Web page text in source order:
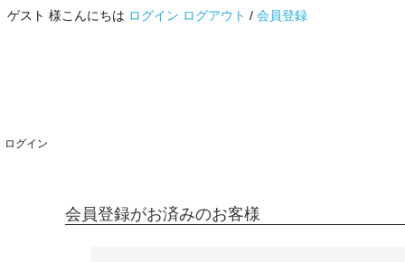
ゲスト 様こんにちは ログイン ログアウト / 会員登録
ログイン
会員登録がお済みのお客様